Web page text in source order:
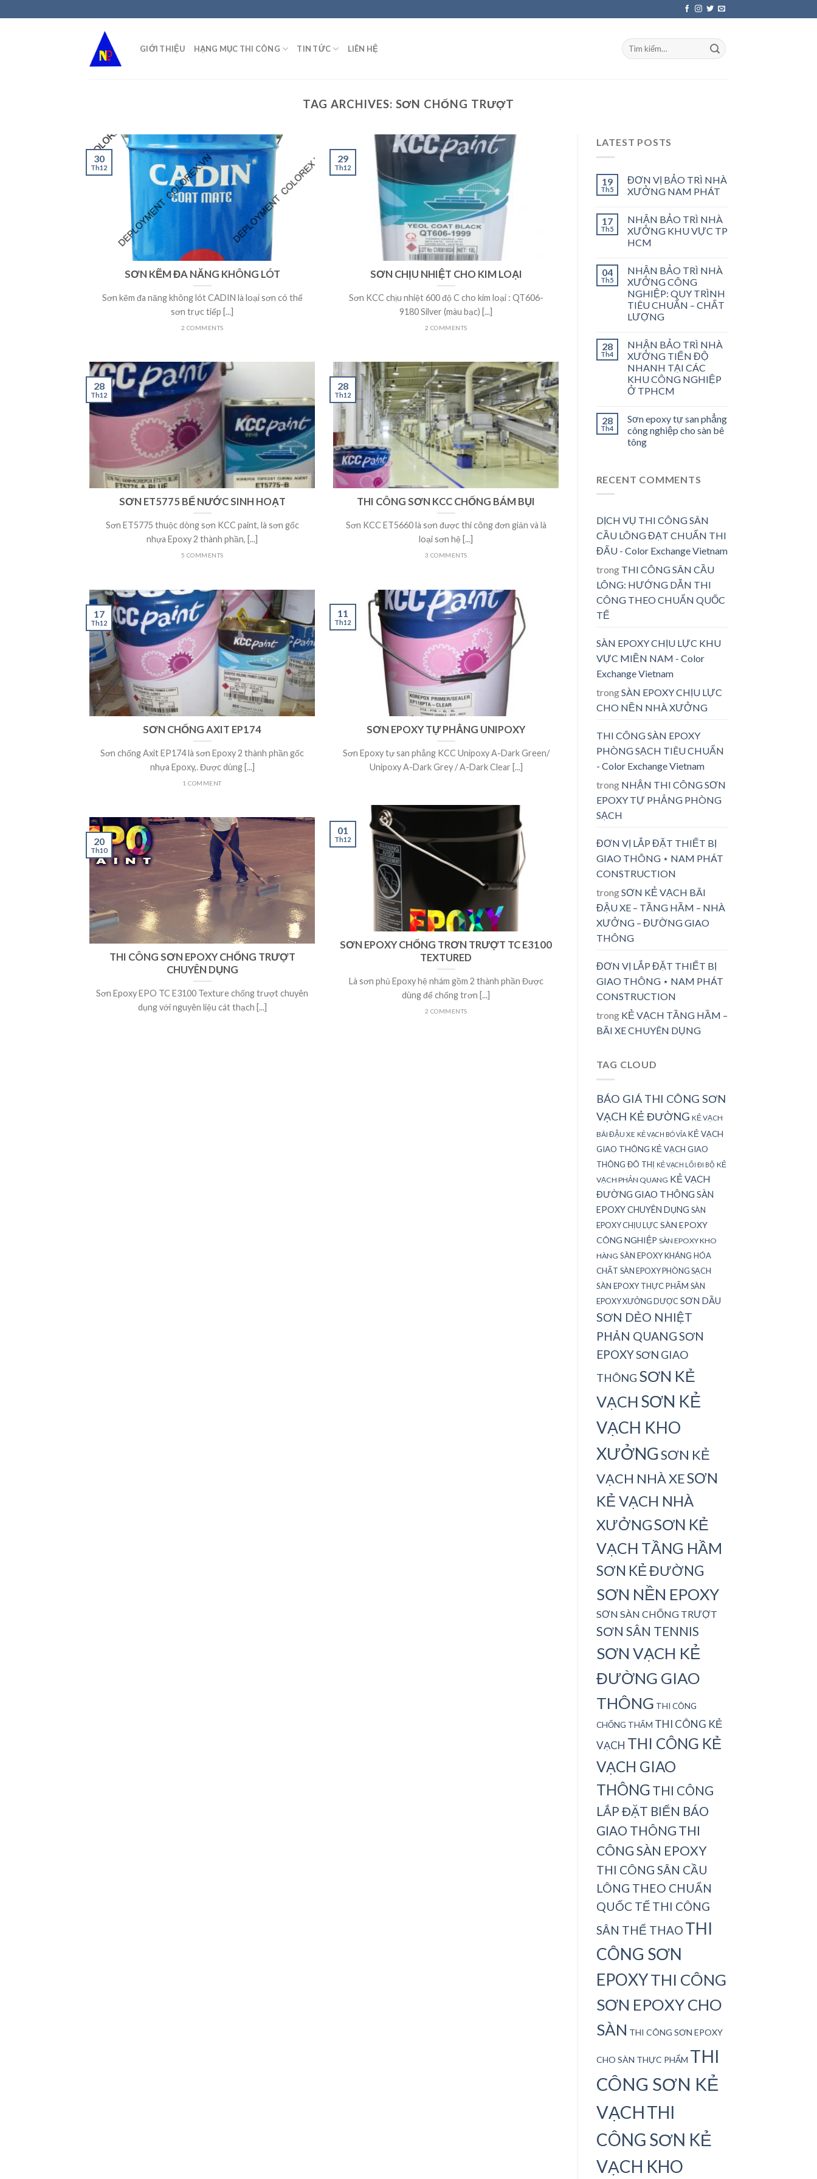
to
GIỚI THIỆU HẠNG MỤC THI CÔNG TIN TỨC LIÊN HỆ
TAG ARCHIVES: SƠN CHỐNG TRƯỢT
SƠN KẼM ĐA NĂNG KHÔNG LÓT
Sơn kẽm đa năng không lót CADIN là loại sơn có thể
sơn trực tiếp [...]
2 COMMENTS
30
Th12
SƠN CHỊU NHIỆT CHO KIM LOẠI
Sơn KCC chịu nhiệt 600 độ C cho kim loại : QT606-
9180 Silver (màu bạc) [...]
2 COMMENTS
29
Th12
SƠN ET5775 BỂ NƯỚC SINH HOẠT
Sơn ET5775 thuộc dòng sơn KCC paint, là sơn gốc
nhựa Epoxy 2 thành phần, [...]
5 COMMENTS
28
Th12
THI CÔNG SƠN KCC CHỐNG BÁM BỤI
Sơn KCC ET5660 là sơn được thi công đơn giản và là
loại sơn hệ [...]
3 COMMENTS
28
Th12
SƠN CHỐNG AXIT EP174
Sơn chống Axit EP174 là sơn Epoxy 2 thành phần gốc
nhựa Epoxy,. Được dùng [...]
1 COMMENT
17
Th12
SƠN EPOXY TỰ PHẲNG UNIPOXY
Sơn Epoxy tự san phẳng KCC Unipoxy A-Dark Green/
Unipoxy A-Dark Grey / A-Dark Clear [...]
11
Th12
SƠN EPOXY CHỐNG TRƠN TRƯỢT TC E3100
TEXTURED
Là sơn phủ Epoxy hệ nhám gồm 2 thành phần Được
dùng để chống trơn [...]
2 COMMENTS
01
Th12
THI CÔNG SƠN EPOXY CHỐNG TRƯỢT
CHUYÊN DỤNG
Sơn Epoxy EPO TC E3100 Texture chống trượt chuyên
dụng với nguyên liệu cát thạch [...]
20
Th10
LATEST POSTS
19
Th5
ĐƠN VỊ BẢO TRÌ NHÀ
XƯỞNG NAM PHÁT
17
Th5
NHẬN BẢO TRÌ NHÀ
XƯỞNG KHU VỰC TP
HCM
04
Th5
NHẬN BẢO TRÌ NHÀ
XƯỞNG CÔNG
NGHIỆP: QUY TRÌNH
TIÊU CHUẨN – CHẤT
LƯỢNG
28
Th4
NHẬN BẢO TRÌ NHÀ
XƯỞNG TIẾN ĐỘ
NHANH TẠI CÁC
KHU CÔNG NGHIỆP
Ở TPHCM
28
Th4
Sơn epoxy tự san phẳng
công nghiệp cho sàn bê
tông
RECENT COMMENTS
DỊCH VỤ THI CÔNG SÂN
CẦU LÔNG ĐẠT CHUẨN THI
ĐẤU - Color Exchange Vietnam
trong THI CÔNG SÂN CẦU
LÔNG: HƯỚNG DẪN THI
CÔNG THEO CHUẨN QUỐC
TẾ
SÀN EPOXY CHỊU LỰC KHU
VỰC MIỀN NAM - Color
Exchange Vietnam
trongSÀN EPOXY CHỊU LỰC
CHO NỀN NHÀ XƯỞNG
THI CÔNG SÀN EPOXY
PHÒNG SẠCH TIÊU CHUẨN
- Color Exchange Vietnam
trong NHẬN THI CÔNG SƠN
EPOXY TỰ PHẲNG PHÒNG
SẠCH
ĐƠN VỊ LẮP ĐẶT THIẾT BỊ
GIAO THÔNG ⋆ NAM PHÁT
CONSTRUCTION
trongSƠN KẺ VẠCH BÃI
ĐẬU XE – TẦNG HẦM – NHÀ
XƯỞNG – ĐƯỜNG GIAO
THÔNG
ĐƠN VỊ LẮP ĐẶT THIẾT BỊ
GIAO THÔNG ⋆ NAM PHÁT
CONSTRUCTION
trong KẺ VẠCH TẦNG HẦM –
BÃI XE CHUYÊN DỤNG
TAG CLOUD
BÁO GIÁ THI CÔNG SƠN
VẠCH KẺ ĐƯỜNG KẺ VẠCH
BÃI ĐẬU XE KẺ VẠCH BÓ VỈA KẺ VẠCH
GIAO THÔNG KẺ VẠCH GIAO
THÔNG ĐÔ THỊ KẺ VẠCH LỐI ĐI BỘ KẺ
VẠCH PHẢN QUANG KẺ VẠCH
ĐƯỜNG GIAO THÔNG SÀN
EPOXY CHUYÊN DỤNG SÀN
EPOXY CHỊU LỰC SÀN EPOXY
CÔNG NGHIỆP SÀN EPOXY KHO
HÀNG SÀN EPOXY KHÁNG HÓA
CHẤT SÀN EPOXY PHÒNG SẠCH
SÀN EPOXY THỰC PHẨM SÀN
EPOXY XƯỞNG DƯỢC SƠN DẦU
SƠN DẺO NHIỆT
PHẢN QUANGSƠN
EPOXYSƠN GIAO
THÔNG SƠN KẺ
VẠCH SƠN KẺ
VẠCH KHO
XƯỞNGSƠN KẺ
VẠCH NHÀ XESƠN
KẺ VẠCH NHÀ
XƯỞNGSƠN KẺ
VẠCH TẦNG HẦM
SƠN KẺ ĐƯỜNG
SƠN NỀN EPOXY
SƠN SÀN CHỐNG TRƯỢT
SƠN SÂN TENNIS
SƠN VẠCH KẺ
ĐƯỜNG GIAO
THÔNG THI CÔNG
CHỐNG THẤM THI CÔNG KẺ
VẠCH THI CÔNG KẺ
VẠCH GIAO
THÔNG THI CÔNG
LẮP ĐẶT BIỂN BÁO
GIAO THÔNG THI
CÔNG SÀN EPOXY
THI CÔNG SÂN CẦU
LÔNG THEO CHUẨN
QUỐC TẾ THI CÔNG
SÂN THỂ THAO THI
CÔNG SƠN
EPOXYTHI CÔNG
SƠN EPOXY CHO
SÀN THI CÔNG SƠN EPOXY
CHO SÀN THỰC PHẨM THI
CÔNG SƠN KẺ
VẠCHTHI
CÔNG SƠN KẺ
VẠCH KHO